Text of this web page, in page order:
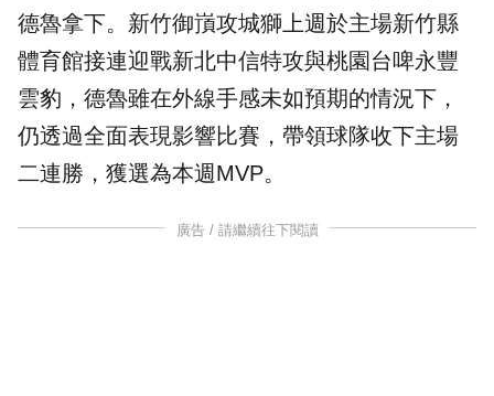
德魯拿下。 新竹御嵿攻城獅 上週於主場新竹縣
體育館接連迎戰新北中信特攻與桃園台啤永豐
雲豹，德魯雖在外線手感未如預期的情況下，
仍透過全面表現影響比賽，帶領球隊收下主場
二連勝，獲選為本週MVP。
廣告 / 請繼續往下閱讀